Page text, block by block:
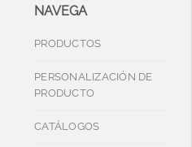
NAVEGA
PRODUCTOS
PERSONALIZACIÓN DE
PRODUCTO
CATÁLOGOS